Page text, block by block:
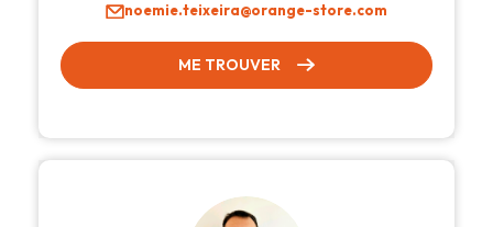
noemie.teixeira@orange-store.com
ME TROUVER